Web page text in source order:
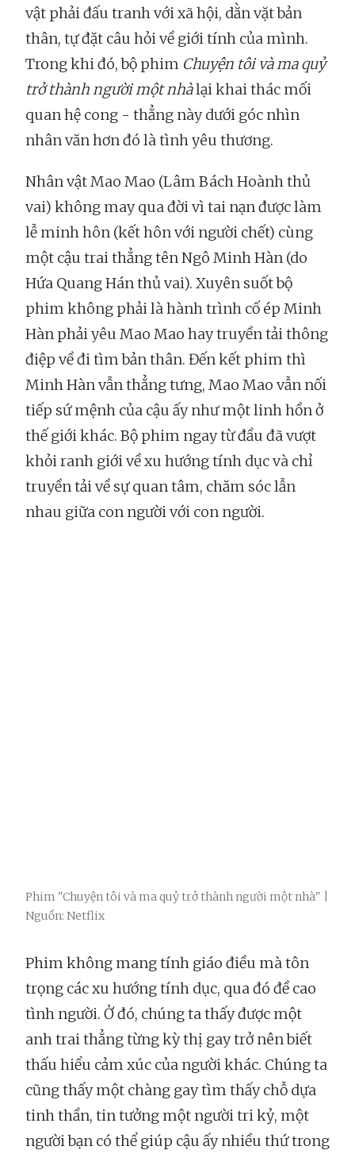
vật phải đấu tranh với xã hội, dằn vặt bản
thân, tự đặt câu hỏi về giới tính của mình.
Trong khi đó, bộ phim Chuyện tôi và ma quỷ
trở thành người một nhàlại khai thác mối
quan hệ cong - thẳng này dưới góc nhìn
nhân văn hơn đó là tình yêu thương.
Nhân vật Mao Mao (Lâm Bách Hoành thủ
vai) không may qua đời vì tai nạn được làm
lễ minh hôn (kết hôn với người chết) cùng
một cậu trai thẳng tên Ngô Minh Hàn (do
Hứa Quang Hán thủ vai). Xuyên suốt bộ
phim không phải là hành trình cố ép Minh
Hàn phải yêu Mao Mao hay truyền tải thông
điệp về đi tìm bản thân. Đến kết phim thì
Minh Hàn vẫn thẳng tưng, Mao Mao vẫn nối
tiếp sứ mệnh của cậu ấy như một linh hồn ở
thế giới khác. Bộ phim ngay từ đầu đã vượt
khỏi ranh giới về xu hướng tính dục và chỉ
truyền tải về sự quan tâm, chăm sóc lẫn
nhau giữa con người với con người.
Phim "Chuyện tôi và ma quỷ trở thành người một nhà" |
Nguồn: Netflix
Phim không mang tính giáo điều mà tôn
trọng các xu hướng tính dục, qua đó đề cao
tình người. Ở đó, chúng ta thấy được một
anh trai thẳng từng kỳ thị gay trở nên biết
thấu hiểu cảm xúc của người khác. Chúng ta
cũng thấy một chàng gay tìm thấy chỗ dựa
tinh thần, tin tưởng một người tri kỷ, một
người bạn có thể giúp cậu ấy nhiều thứ trong